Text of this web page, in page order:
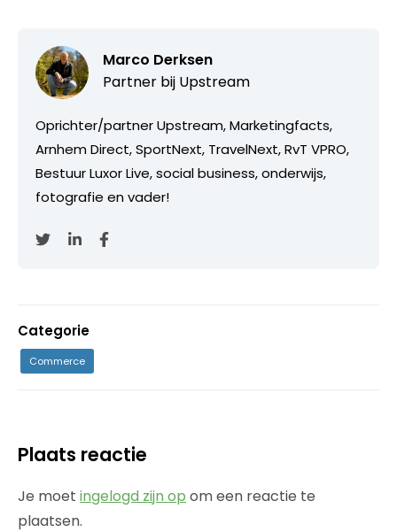
Marco Derksen
Partner bij Upstream
Oprichter/partner Upstream, Marketingfacts,
Arnhem Direct, SportNext, TravelNext, RvT VPRO,
Bestuur Luxor Live, social business, onderwijs,
fotografie en vader!
Categorie
Commerce
Plaats reactie
Je moet ingelogd zijn op om een reactie te
plaatsen.